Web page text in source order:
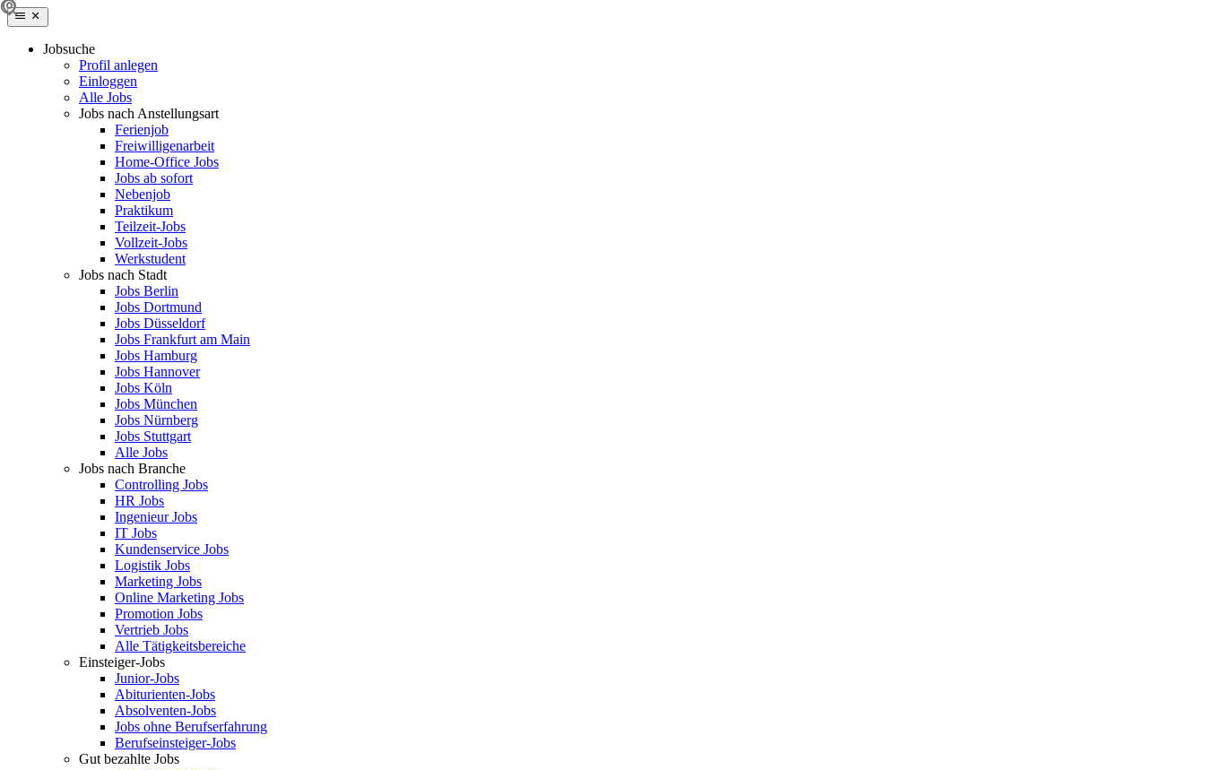
Jobsuche
Profil anlegen
Einloggen
Alle Jobs
Jobs nach Anstellungsart
Ferienjob
Freiwilligenarbeit
Home-Office Jobs
Jobs ab sofort
Nebenjob
Praktikum
Teilzeit-Jobs
Vollzeit-Jobs
Werkstudent
Jobs nach Stadt
Jobs Berlin
Jobs Dortmund
Jobs Düsseldorf
Jobs Frankfurt am Main
Jobs Hamburg
Jobs Hannover
Jobs Köln
Jobs München
Jobs Nürnberg
Jobs Stuttgart
Alle Jobs
Jobs nach Branche
Controlling Jobs
HR Jobs
Ingenieur Jobs
IT Jobs
Kundenservice Jobs
Logistik Jobs
Marketing Jobs
Online Marketing Jobs
Promotion Jobs
Vertrieb Jobs
Alle Tätigkeitsbereiche
Einsteiger-Jobs
Junior-Jobs
Abiturienten-Jobs
Absolventen-Jobs
Jobs ohne Berufserfahrung
Berufseinsteiger-Jobs
Gut bezahlte Jobs